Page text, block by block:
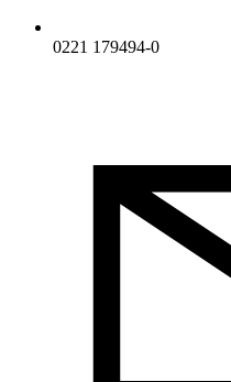
0221 179494-0